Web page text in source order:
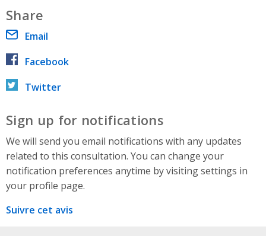
Share
Email
Facebook
Twitter
Sign up for notifications
We will send you email notifications with any updates
related to this consultation. You can change your
notification preferences anytime by visiting settings in
your profile page.
Suivre cet avis